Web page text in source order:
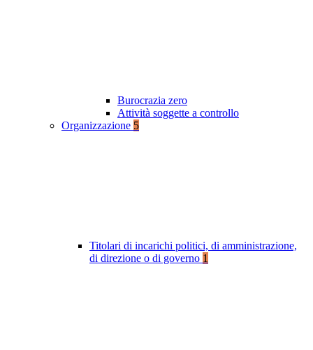
Burocrazia zero
Attività soggette a controllo
Organizzazione 5
Titolari di incarichi politici, di amministrazione,
di direzione o di governo 1